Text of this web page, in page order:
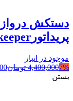
دستکش
پریداتورAdidas Predator Goalkeeper
موجود در انبار
7%
4,400,000 تومان
بستن